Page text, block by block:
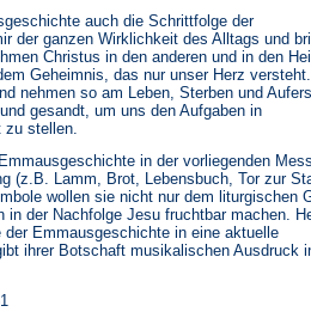
auch die Schrittfolge der
der ganzen Wirklichkeit des Alltags und
Christus in den anderen und in den
Geheimnis, das nur unser Herz
nehmen so am Leben, Sterben und
gesandt, um uns den Aufgaben in
zu stellen.
in der vorliegenden
(z.B. Lamm, Brot, Lebensbuch, Tor zur
wollen sie nicht nur dem liturgischen
in der Nachfolge Jesu fruchtbar machen.
Emmausgeschichte in eine aktuelle
ihrer Botschaft musikalischen Ausdruck